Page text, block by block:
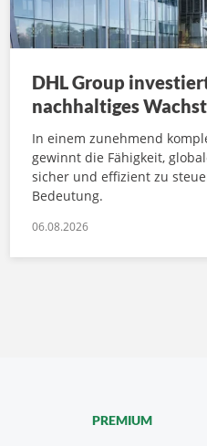
DHL Group
nachhaltiges
In einem zunehmend
gewinnt die Fähigkeit,
sicher und effizient zu
Bedeutung.
06.08.2026
PREMIUM